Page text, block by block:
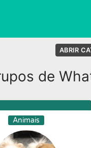
Carros
Evangelico
Rede Social
ABRIR
de
Animais